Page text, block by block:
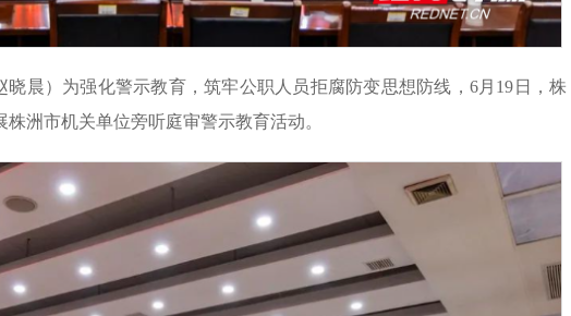
晓晨）为强化警示教育，筑牢公职人员拒腐防变思想防线，6月19日，株
洲市机关单位旁听庭审警示教育活动。